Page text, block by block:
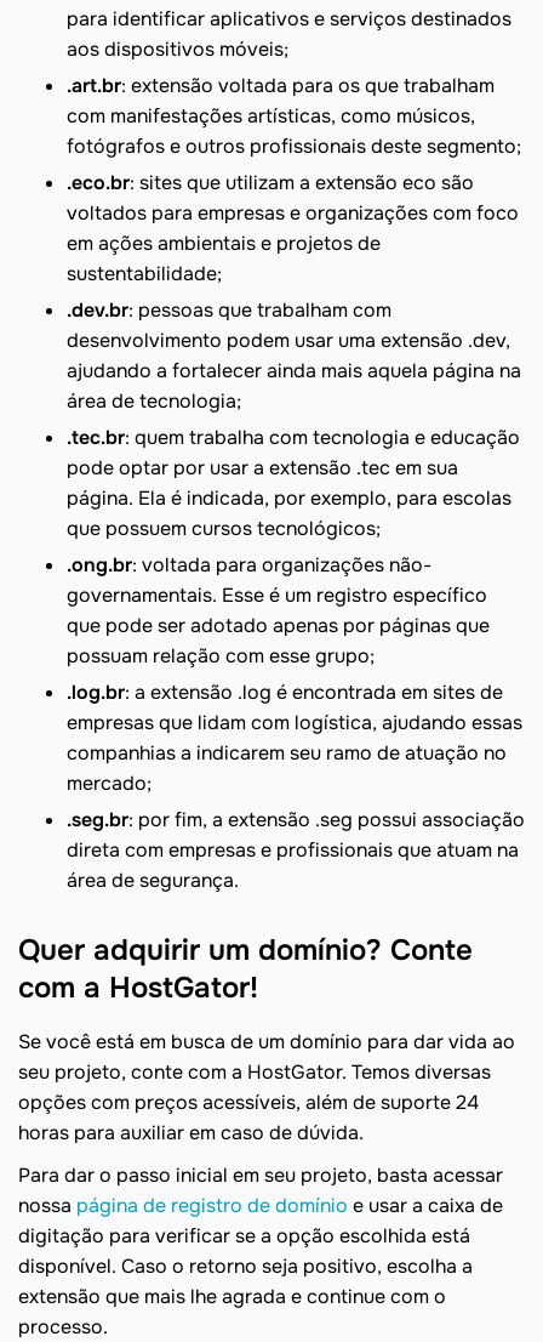
para identificar aplicativos e serviços destinados
aos dispositivos móveis;
.art.br: extensão voltada para os que trabalham
com manifestações artísticas, como músicos,
fotógrafos e outros profissionais deste segmento;
.eco.br: sites que utilizam a extensão eco são
voltados para empresas e organizações com foco
em ações ambientais e projetos de
sustentabilidade;
.dev.br: pessoas que trabalham com
desenvolvimento podem usar uma extensão .dev,
ajudando a fortalecer ainda mais aquela página na
área de tecnologia;
.tec.br: quem trabalha com tecnologia e educação
pode optar por usar a extensão .tec em sua
página. Ela é indicada, por exemplo, para escolas
que possuem cursos tecnológicos;
.ong.br: voltada para organizações não-
governamentais. Esse é um registro específico
que pode ser adotado apenas por páginas que
possuam relação com esse grupo;
.log.br: a extensão .log é encontrada em sites de
empresas que lidam com logística, ajudando essas
companhias a indicarem seu ramo de atuação no
mercado;
.seg.br: por fim, a extensão .seg possui associação
direta com empresas e profissionais que atuam na
área de segurança.
Quer adquirir um domínio? Conte
com a HostGator!
Se você está em busca de um domínio para dar vida ao
seu projeto, conte com a HostGator. Temos diversas
opções com preços acessíveis, além de suporte 24
horas para auxiliar em caso de dúvida.
Para dar o passo inicial em seu projeto, basta acessar
nossa página de registro de domínio e usar a caixa de
digitação para verificar se a opção escolhida está
disponível. Caso o retorno seja positivo, escolha a
extensão que mais lhe agrada e continue com o
processo.